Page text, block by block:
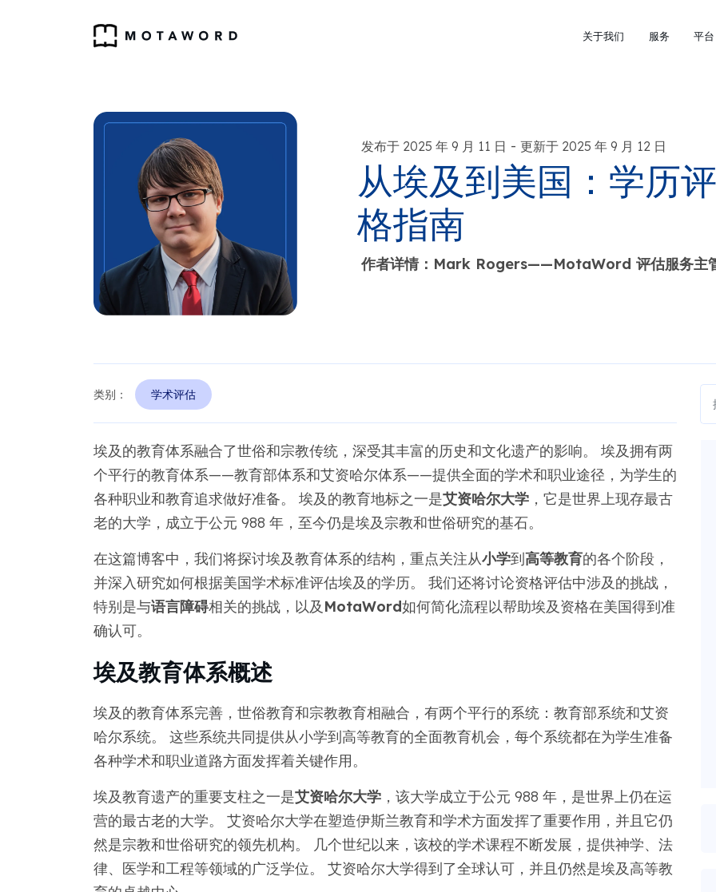
关于我们 服务 平台
发布于 2025 年 9 月 11 日 - 更新于 2025 年 9 月 12 日
从埃及到美国：学历
格指南
作者详情：Mark Rogers——MotaWord 评估服务主
类别： 学术评估
埃及的教育体系融合了世俗和宗教传统，深受其丰富的历史和文化遗产的影响。 埃及拥有两
个平行的教育体系——教育部体系和艾资哈尔体系——提供全面的学术和职业途径，为学生的
各种职业和教育追求做好准备。 埃及的教育地标之一是艾资哈尔大学，它是世界上现存最古
老的大学，成立于公元 988 年，至今仍是埃及宗教和世俗研究的基石。
在这篇博客中，我们将探讨埃及教育体系的结构，重点关注从小学到高等教育的各个阶段，
并深入研究如何根据美国学术标准评估埃及的学历。 我们还将讨论资格评估中涉及的挑战，
特别是与语言障碍相关的挑战，以及 MotaWord如何简化流程以帮助埃及资格在美国得到准
确认可。
埃及教育体系概述
埃及的教育体系完善，世俗教育和宗教教育相融合，有两个平行的系统：教育部系统和艾资
哈尔系统。 这些系统共同提供从小学到高等教育的全面教育机会，每个系统都在为学生准备
各种学术和职业道路方面发挥着关键作用。
埃及教育遗产的重要支柱之一是艾资哈尔大学，该大学成立于公元 988 年，是世界上仍在运
营的最古老的大学。 艾资哈尔大学在塑造伊斯兰教育和学术方面发挥了重要作用，并且它仍
然是宗教和世俗研究的领先机构。 几个世纪以来，该校的学术课程不断发展，提供神学、法
律、医学和工程等领域的广泛学位。 艾资哈尔大学得到了全球认可，并且仍然是埃及高等教